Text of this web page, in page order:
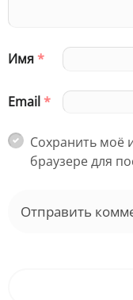
Имя*
Email*
Сохранить моё
браузере для